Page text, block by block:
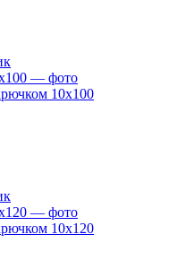
10х100
10х120